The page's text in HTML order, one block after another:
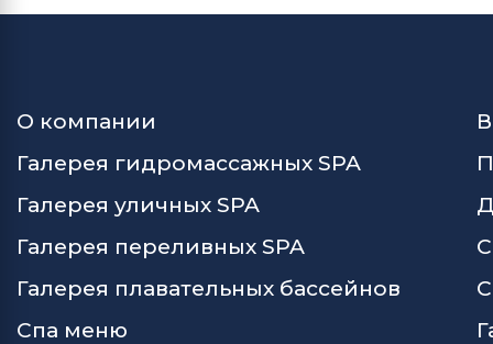
О компании
Галерея гидромассажных SPA
Галерея уличных SPA
Галерея переливных SPA
Галерея плавательных бассейнов
Спа меню